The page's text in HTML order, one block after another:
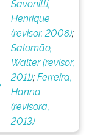
Savonitti,
Henrique
(revisor, 2008);
Salomão,
Walter (revisor,
2011);Ferreira,
Hanna
(revisora,
2013)